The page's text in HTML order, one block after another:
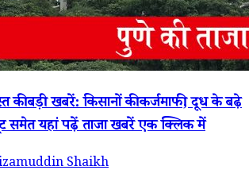
बड़ी खबरें: किसानों की कर्जमाफी, दूध के बढ़े
समेत यहां पढ़ें ताजा खबरें एक क्लिक में
Shaikh